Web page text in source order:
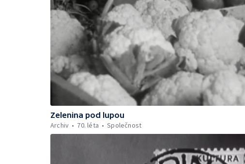
Zelenina pod lupou
Archiv
70. léta Společnost